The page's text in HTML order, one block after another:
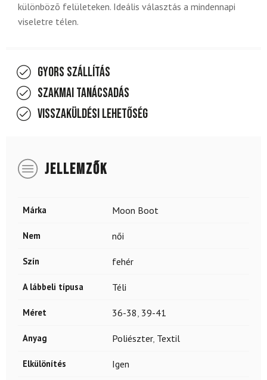
különbözõ felületeken. Ideális választás a mindennapi
viseletre télen.
Gyors szállítás
Szakmai tanácsadás
Visszaküldési lehetőség
JELLEMZŐK
Márka Moon Boot
Nem női
Szín fehér
A lábbeli típusa Téli
Méret 36-38, 39-41
Anyag Poliészter, Textil
Elkülönítés Igen